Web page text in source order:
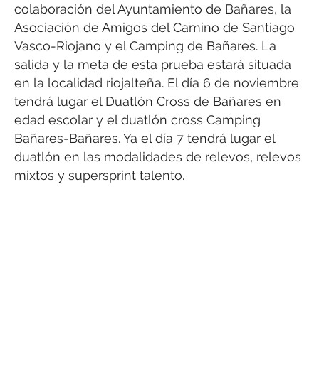
colaboración del Ayuntamiento de Bañares, la
Asociación de Amigos del Camino de Santiago
Vasco-Riojano y el Camping de Bañares. La
salida y la meta de esta prueba estará situada
en la localidad riojalteña. El día 6 de noviembre
tendrá lugar el Duatlón Cross de Bañares en
edad escolar y el duatlón cross Camping
Bañares-Bañares. Ya el día 7 tendrá lugar el
duatlón en las modalidades de relevos, relevos
mixtos y supersprint talento.